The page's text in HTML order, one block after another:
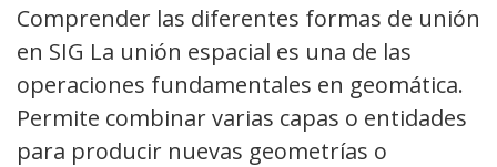
Comprender las diferentes formas de unión
en SIG La unión espacial es una de las
operaciones fundamentales en geomática.
Permite combinar varias capas o entidades
para producir nuevas geometrías o